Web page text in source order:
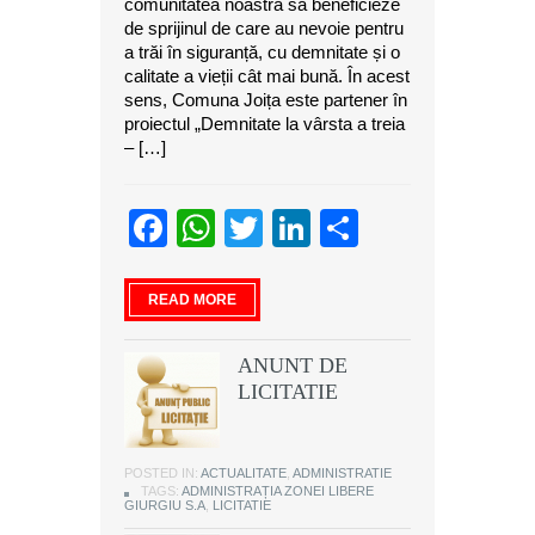
comunitatea noastră să beneficieze
de sprijinul de care au nevoie pentru
a trăi în siguranță, cu demnitate și o
calitate a vieții cât mai bună. În acest
sens, Comuna Joița este partener în
proiectul „Demnitate la vârsta a treia
– […]
Facebook
WhatsApp
TwitterLinkedIn
READ MORE
ANUNT DE
LICITATIE
POSTED IN: ACTUALITATE ADMINISTRATIE
TAGS: ADMINISTRAȚIA ZONEI LIBERE
GIURGIU S.A
LICITATIE